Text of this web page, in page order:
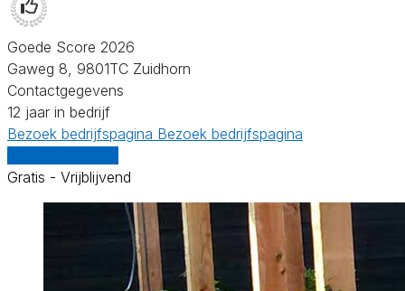
Goede Score 2026
Gaweg 8, 9801TC Zuidhorn
Contactgegevens
12 jaar in bedrijf
Bezoek bedrijfspagina Bezoek bedrijfspagina
Gratis - Vrijblijvend